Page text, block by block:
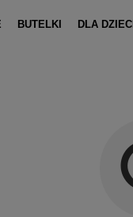
BUTELKI DLA DZIECI